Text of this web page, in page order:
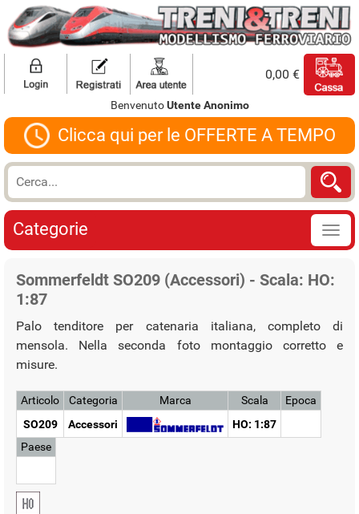
0,00 €
BenvenutoUtente Anonimo
Clicca qui per le OFFERTE A TEMPO
Categorie
Sommerfeldt SO209 (Accessori) - Scala: HO:
1:87
Palo tenditore per catenaria italiana, completo di
mensola. Nella seconda foto montaggio corretto e
misure.
Articolo
SO209
Categoria
Accessori
Marca
Scala
HO: 1:87
Epoca
Paese